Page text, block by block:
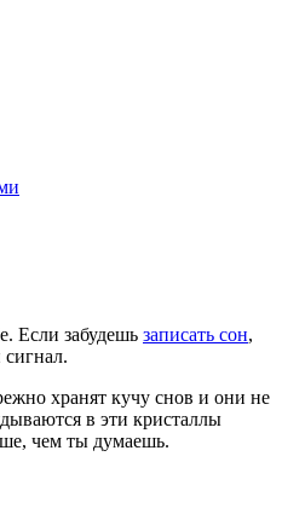
Если забудешь записать сон,
хранят кучу снов и они не
в эти кристаллы
чем ты думаешь.